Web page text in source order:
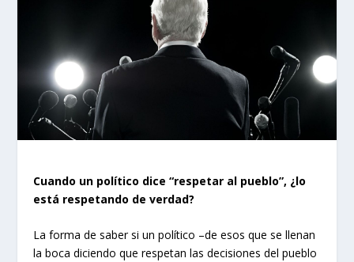
Cuando un político dice “respetar al pueblo”, ¿lo
está respetando de verdad?
La forma de saber si un político –de esos que se llenan
la boca diciendo que respetan las decisiones del pueblo